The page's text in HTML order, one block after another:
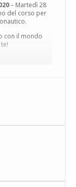
– Martedì 28
del corso per
con il mondo
in tempi